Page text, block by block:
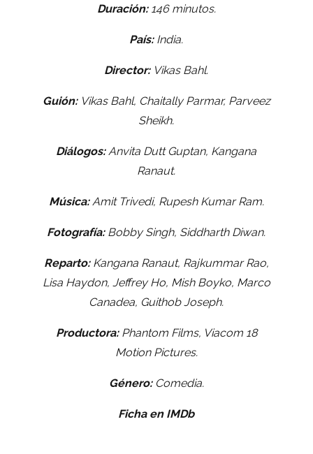
Duración: 146 minutos.
País: India.
Director: Vikas Bahl.
Guión: Vikas Bahl, Chaitally Parmar, Parveez
Sheikh.
Diálogos:Anvita Dutt Guptan, Kangana
Ranaut.
Música:Amit Trivedi, Rupesh Kumar Ram.
Fotografía: Bobby Singh, Siddharth Diwan.
Reparto: Kangana Ranaut, Rajkummar Rao,
Lisa Haydon, Jeffrey Ho, Mish Boyko, Marco
Canadea, Guithob Joseph.
Productora: Phantom Films, Viacom 18
Motion Pictures.
Género: Comedia.
Ficha en IMDb